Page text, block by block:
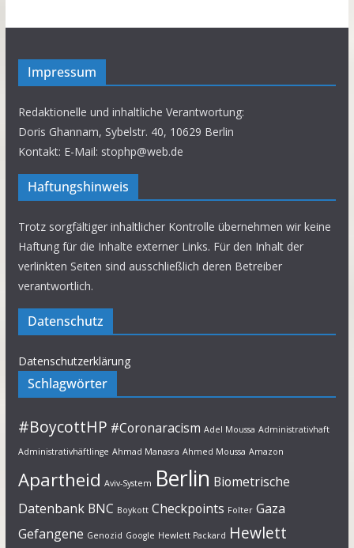
Impressum
Redaktionelle und inhaltliche Verantwortung:
Doris Ghannam, Sybelstr. 40, 10629 Berlin
Kontakt: E-Mail: stophp@web.de
Haftungshinweis
Trotz sorgfältiger inhaltlicher Kontrolle übernehmen wir keine
Haftung für die Inhalte externer Links. Für den Inhalt der
verlinkten Seiten sind ausschließlich deren Betreiber
verantwortlich.
Datenschutz
Datenschutzerklärung
Schlagwörter
#BoycottHP #Coronaracism Adel Moussa Administrativhaft
Administrativhäftlinge Ahmad Manasra Ahmed Moussa Amazon
Apartheid Aviv-System Berlin Biometrische
Datenbank BNC Boykott Checkpoints Folter Gaza
Gefangene Genozid Google Hewlett Packard Hewlett